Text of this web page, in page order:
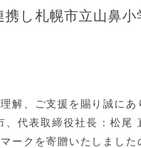
し札幌市立山鼻小
解、ご支援を賜り誠にあ
代表取締役社長：松尾
ークを寄贈いたしました